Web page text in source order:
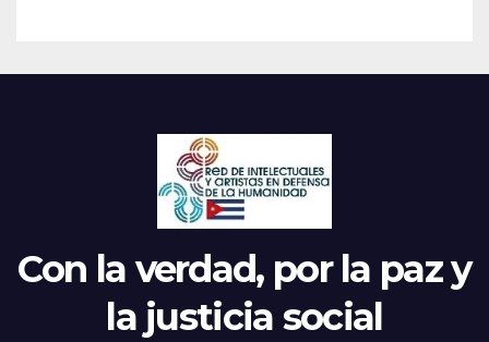
Con la verdad, por la paz y
la justicia social